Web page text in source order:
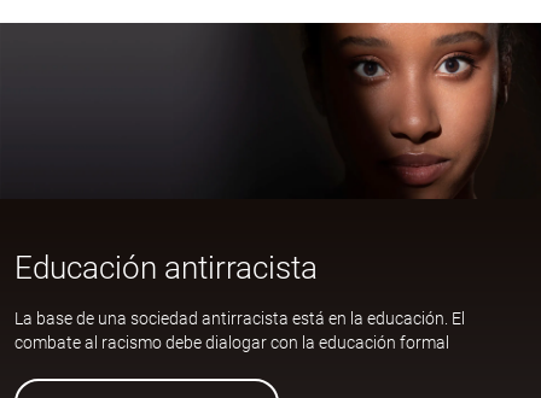
Educación antirracista
La base de una sociedad antirracista está en la educación. El
combate al racismo debe dialogar con la educación formal